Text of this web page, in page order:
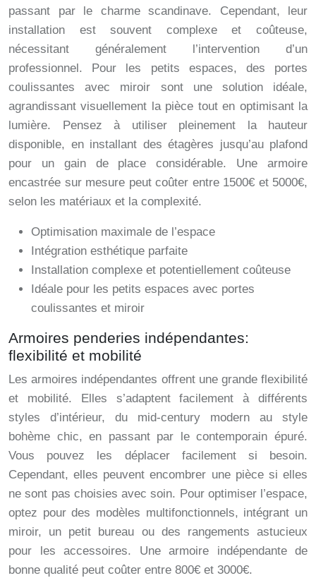
passant par le charme scandinave. Cependant, leur
installation est souvent complexe et coûteuse,
nécessitant généralement l’intervention d’un
professionnel. Pour les petits espaces, des portes
coulissantes avec miroir sont une solution idéale,
agrandissant visuellement la pièce tout en optimisant la
lumière. Pensez à utiliser pleinement la hauteur
disponible, en installant des étagères jusqu’au plafond
pour un gain de place considérable. Une armoire
encastrée sur mesure peut coûter entre 1500€ et 5000€,
selon les matériaux et la complexité.
Optimisation maximale de l’espace
Intégration esthétique parfaite
Installation complexe et potentiellement coûteuse
Idéale pour les petits espaces avec portes
coulissantes et miroir
Armoires penderies indépendantes:
flexibilité et mobilité
Les armoires indépendantes offrent une grande flexibilité
et mobilité. Elles s’adaptent facilement à différents
styles d’intérieur, du mid-century modern au style
bohème chic, en passant par le contemporain épuré.
Vous pouvez les déplacer facilement si besoin.
Cependant, elles peuvent encombrer une pièce si elles
ne sont pas choisies avec soin. Pour optimiser l’espace,
optez pour des modèles multifonctionnels, intégrant un
miroir, un petit bureau ou des rangements astucieux
pour les accessoires. Une armoire indépendante de
bonne qualité peut coûter entre 800€ et 3000€.